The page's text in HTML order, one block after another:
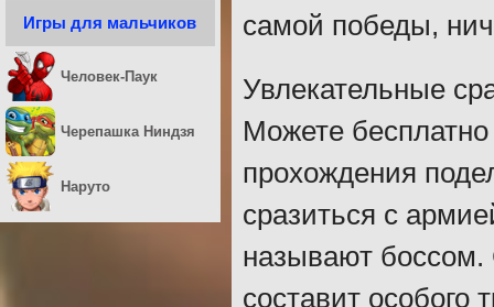
самой победы,
Увлекательные
Можете
прохождения
сразиться с
называют боссом.
составит особого
Игры для мальчиков
Человек-Паук
Черепашка Ниндзя
Наруто